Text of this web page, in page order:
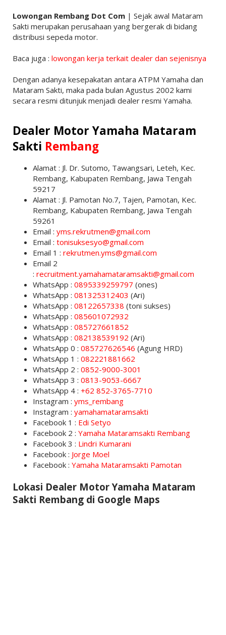
Lowongan Rembang Dot Com| Sejak awal Mataram
Sakti merupakan perusahaan yang bergerak di bidang
distribusi sepeda motor.
Baca juga : lowongan kerja terkait dealer dan sejenisnya
Dengan adanya kesepakatan antara ATPM Yamaha dan
Mataram Sakti, maka pada bulan Agustus 2002 kami
secara resmi ditunjuk menjadi dealer resmi Yamaha.
Dealer Motor Yamaha Mataram
Sakti Rembang
Alamat : Jl. Dr. Sutomo, Tawangsari, Leteh, Kec.
Rembang, Kabupaten Rembang, Jawa Tengah
59217
Alamat : Jl. Pamotan No.7, Tajen, Pamotan, Kec.
Rembang, Kabupaten Rembang, Jawa Tengah
59261
Email : yms.rekrutmen@gmail.com
Email : tonisuksesyo@gmail.com
Email 1 : rekrutmen.yms@gmail.com
Email 2
: recruitment.yamahamataramsakti@gmail.com
WhatsApp : 0895339259797 (ones)
WhatsApp : 081325312403 (Ari)
WhatsApp : 08122657338 (toni sukses)
WhatsApp : 085601072932
WhatsApp : 085727661852
WhatsApp : 082138539192 (Ari)
WhatsApp 0 : 085727626546 (Agung HRD)
WhatsApp 1 : 082221881662
WhatsApp 2 : 0852-9000-3001
WhatsApp 3 : 0813-9053-6667
WhatsApp 4 : +62 852-3765-7710
Instagram : yms_rembang
Instagram : yamahamataramsakti
Facebook 1 : Edi Setyo
Facebook 2 : Yamaha Mataramsakti Rembang
Facebook 3 : Lindri Kumarani
Facebook : Jorge Moel
Facebook : Yamaha Mataramsakti Pamotan
Lokasi Dealer Motor Yamaha Mataram
Sakti Rembang di Google Maps